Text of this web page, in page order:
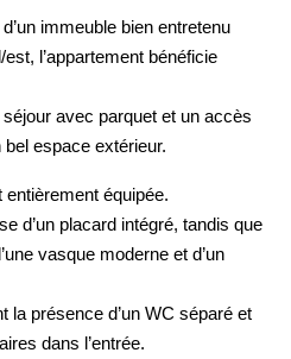
immeuble bien entretenu
l’appartement bénéficie
avec parquet et un accès
espace extérieur.
équipée.
d’un placard intégré, tandis que
vasque moderne et d’un
la présence d’un WC séparé et
dans l’entrée.